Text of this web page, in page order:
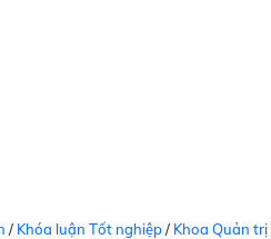
/ Khóa luận Tốt nghiệp/ Khoa Quản trị